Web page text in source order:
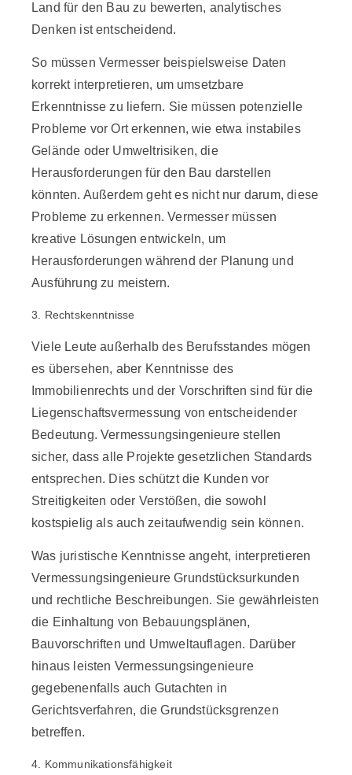
Land für den Bau zu bewerten, analytisches
Denken ist entscheidend.
So müssen Vermesser beispielsweise Daten
korrekt interpretieren, um umsetzbare
Erkenntnisse zu liefern. Sie müssen potenzielle
Probleme vor Ort erkennen, wie etwa instabiles
Gelände oder Umweltrisiken, die
Herausforderungen für den Bau darstellen
könnten. Außerdem geht es nicht nur darum, diese
Probleme zu erkennen. Vermesser müssen
kreative Lösungen entwickeln, um
Herausforderungen während der Planung und
Ausführung zu meistern.
3. Rechtskenntnisse
Viele Leute außerhalb des Berufsstandes mögen
es übersehen, aber Kenntnisse des
Immobilienrechts und der Vorschriften sind für die
Liegenschaftsvermessung von entscheidender
Bedeutung. Vermessungsingenieure stellen
sicher, dass alle Projekte gesetzlichen Standards
entsprechen. Dies schützt die Kunden vor
Streitigkeiten oder Verstößen, die sowohl
kostspielig als auch zeitaufwendig sein können.
Was juristische Kenntnisse angeht, interpretieren
Vermessungsingenieure Grundstücksurkunden
und rechtliche Beschreibungen. Sie gewährleisten
die Einhaltung von Bebauungsplänen,
Bauvorschriften und Umweltauflagen. Darüber
hinaus leisten Vermessungsingenieure
gegebenenfalls auch Gutachten in
Gerichtsverfahren, die Grundstücksgrenzen
betreffen.
4. Kommunikationsfähigkeit